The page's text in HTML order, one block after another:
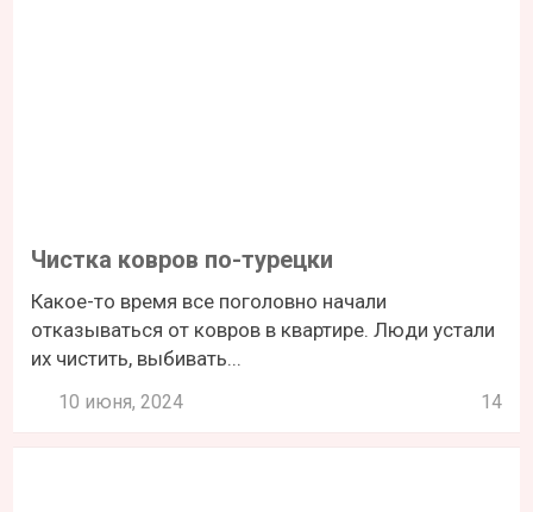
Чистка ковров по-турецки
Какое-то время все поголовно начали
отказываться от ковров в квартире. Люди устали
их чистить, выбивать...
10 июня, 2024 14